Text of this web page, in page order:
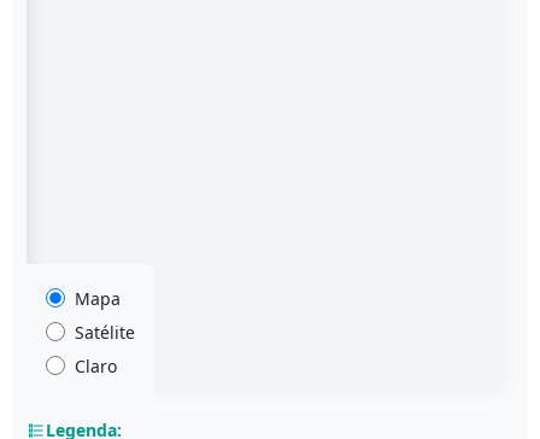
Mapa
Satélite
Claro
Legenda: